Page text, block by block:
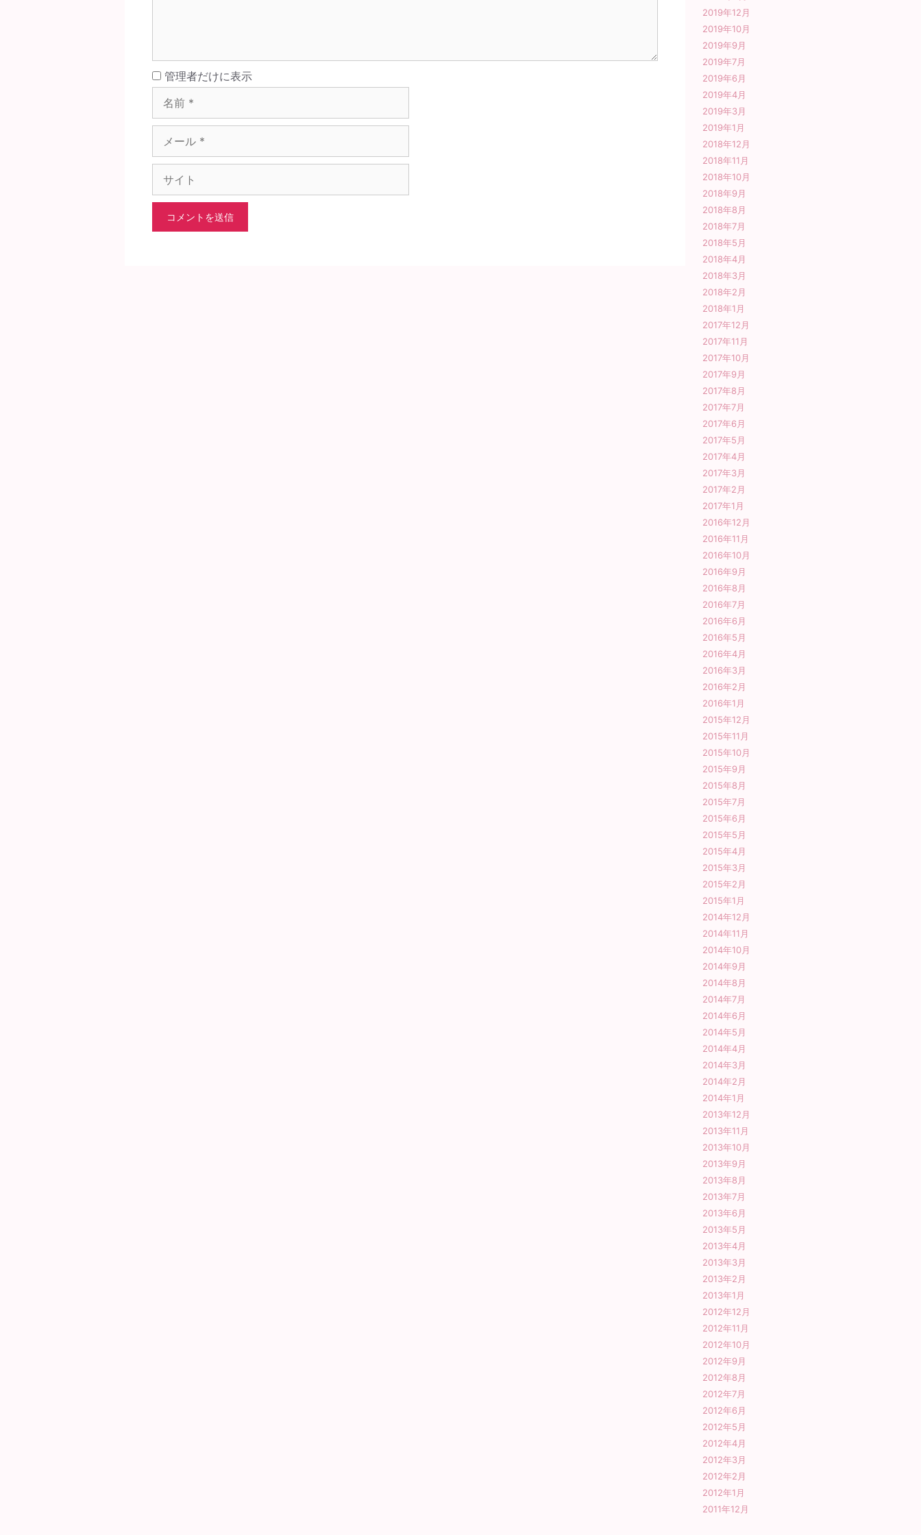
管理者だけに表示名
前
ル
ト
2019年12月
2019年10月
2019年9月
2019年7月
2019年6月
2019年4月
2019年3月
2019年1月
2018年12月
2018年11月
2018年10月
2018年9月
2018年8月
2018年7月
2018年5月
2018年4月
2018年3月
2018年2月
2018年1月
2017年12月
2017年11月
2017年10月
2017年9月
2017年8月
2017年7月
2017年6月
2017年5月
2017年4月
2017年3月
2017年2月
2017年1月
2016年12月
2016年11月
2016年10月
2016年9月
2016年8月
2016年7月
2016年6月
2016年5月
2016年4月
2016年3月
2016年2月
2016年1月
2015年12月
2015年11月
2015年10月
2015年9月
2015年8月
2015年7月
2015年6月
2015年5月
2015年4月
2015年3月
2015年2月
2015年1月
2014年12月
2014年11月
2014年10月
2014年9月
2014年8月
2014年7月
2014年6月
2014年5月
2014年4月
2014年3月
2014年2月
2014年1月
2013年12月
2013年11月
2013年10月
2013年9月
2013年8月
2013年7月
2013年6月
2013年5月
2013年4月
2013年3月
2013年2月
2013年1月
2012年12月
2012年11月
2012年10月
2012年9月
2012年8月
2012年7月
2012年6月
2012年5月
2012年4月
2012年3月
2012年2月
2012年1月
2011年12月